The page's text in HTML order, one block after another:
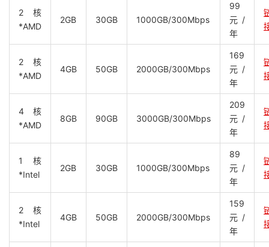
2核
*AMD
2GB 30GB 1000GB/300Mbps
99
元/
年
2核
*AMD
4GB 50GB 2000GB/300Mbps
169
元/
年
4核
*AMD
8GB 90GB 3000GB/300Mbps
209
元/
年
1核
*Intel
2GB 30GB 1000GB/300Mbps
89
元/
年
2核
*Intel
4GB 50GB 2000GB/300Mbps
159
元/
年